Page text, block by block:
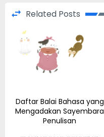
Related Posts
Daftar Balai Bahasa yang
Mengadakan Sayembara
Penulisan